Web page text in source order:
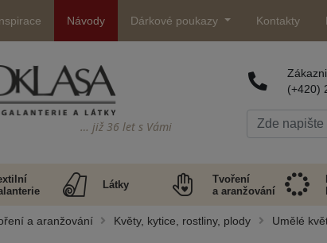
Návody Dárkové poukazy Kontakty
… již 36 let s Vámi
(+420)
Látky
Tvoření
a aranžování
a aranžování Květy, kytice, rostliny, plody Umělé